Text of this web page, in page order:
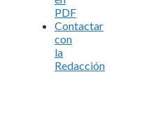
PDF
Contactar
con
la
Redacción